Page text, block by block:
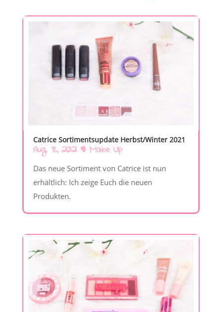
Catrice Sortimentsupdate Herbst/Winter 2021
Aug. 8, 2021| Make Up
Das neue Sortiment von Catrice ist nun
erhältlich: Ich zeige Euch die neuen
Produkten.